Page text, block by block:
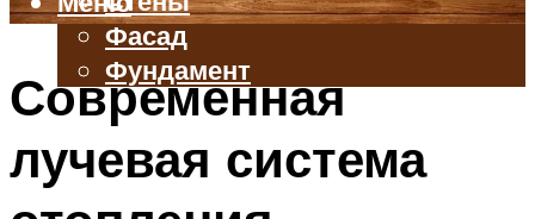
Фасад
Фундамент
БАЛКОН И ЛОДЖИЯ
ВЕНТИЛЯЦИЯ
ТРУБЫ
Современная
лучевая система